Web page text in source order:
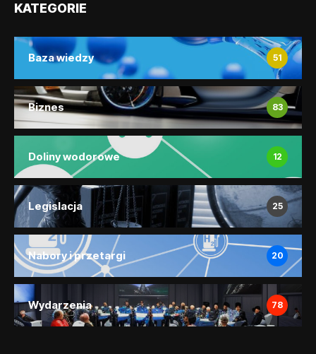
KATEGORIE
Baza wiedzy 51
Biznes 83
Doliny wodorowe 12
Legislacja 25
Nabory i przetargi 20
Wydarzenia 78